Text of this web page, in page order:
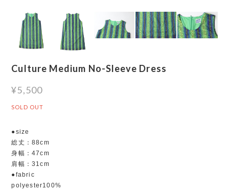
Culture Medium No-Sleeve Dress
¥5,500
SOLD OUT
●size
総丈：88cm
身幅：47cm
肩幅：31cm
●fabric
polyester100%